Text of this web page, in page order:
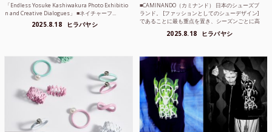
「Endless Yosuke Kashiwakura Photo Exhibitio
n and Creative Dialogues」 ■ネイチャーフ...
2025.8.18 ヒラバヤシ
■CAMINANDO（カミナンド） 日本のシューズブ
ランド。 [ファッションとしてのシューデザイン]
であることに最も重点を置き、シーズンごとに高
2025.8.18 ヒラバヤシ